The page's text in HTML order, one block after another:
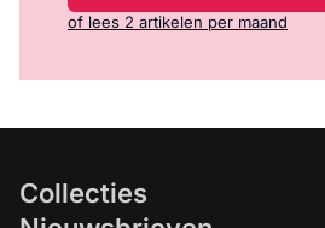
of lees 2 artikelen per maand
Collecties